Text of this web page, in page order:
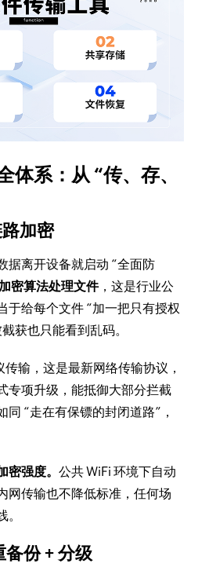
体系：从 “传、存、
加密
据离开设备就启动 “全面防
密算法处理文件，这是行业公
于给每个文件 “加一把只有授权
获也只能看到乱码。
传输，这是最新网络传输协议，
专项升级，能抵御大部分拦截
同 “走在有保镖的封闭道路”，
密强度。公共 WiFi 环境下自动
网传输也不降低标准，任何场
份 + 分级